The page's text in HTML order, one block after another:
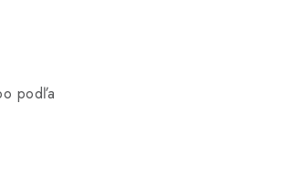
podľa